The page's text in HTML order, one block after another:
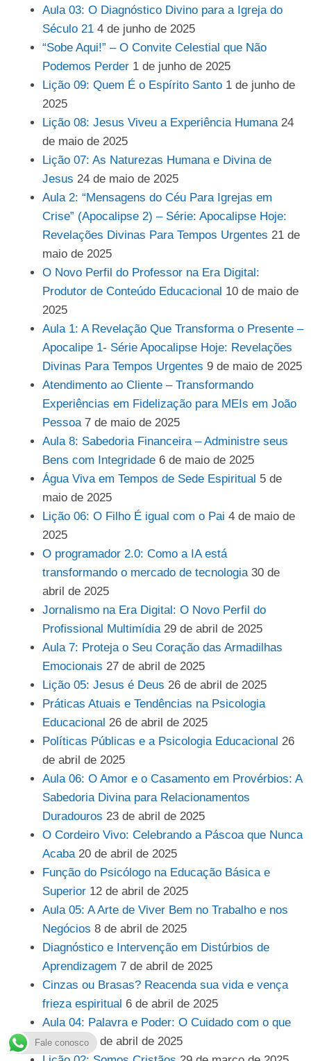
Aula 03: O Diagnóstico Divino para a Igreja do
Século 21 4 de junho de 2025
“Sobe Aqui!” – O Convite Celestial que Não
Podemos Perder 1 de junho de 2025
Lição 09: Quem É o Espírito Santo 1 de junho de
2025
Lição 08: Jesus Viveu a Experiência Humana 24
de maio de 2025
Lição 07: As Naturezas Humana e Divina de
Jesus 24 de maio de 2025
Aula 2: “Mensagens do Céu Para Igrejas em
Crise” (Apocalipse 2) – Série: Apocalipse Hoje:
Revelações Divinas Para Tempos Urgentes 21 de
maio de 2025
O Novo Perfil do Professor na Era Digital:
Produtor de Conteúdo Educacional 10 de maio de
2025
Aula 1: A Revelação Que Transforma o Presente –
Apocalipe 1- Série Apocalipse Hoje: Revelações
Divinas Para Tempos Urgentes 9 de maio de 2025
Atendimento ao Cliente – Transformando
Experiências em Fidelização para MEIs em João
Pessoa 7 de maio de 2025
Aula 8: Sabedoria Financeira – Administre seus
Bens com Integridade 6 de maio de 2025
Água Viva em Tempos de Sede Espiritual 5 de
maio de 2025
Lição 06: O Filho É igual com o Pai 4 de maio de
2025
O programador 2.0: Como a IA está
transformando o mercado de tecnologia 30 de
abril de 2025
Jornalismo na Era Digital: O Novo Perfil do
Profissional Multimídia 29 de abril de 2025
Aula 7: Proteja o Seu Coração das Armadilhas
Emocionais 27 de abril de 2025
Lição 05: Jesus é Deus 26 de abril de 2025
Práticas Atuais e Tendências na Psicologia
Educacional 26 de abril de 2025
Políticas Públicas e a Psicologia Educacional 26
de abril de 2025
Aula 06: O Amor e o Casamento em Provérbios: A
Sabedoria Divina para Relacionamentos
Duradouros 23 de abril de 2025
O Cordeiro Vivo: Celebrando a Páscoa que Nunca
Acaba 20 de abril de 2025
Função do Psicólogo na Educação Básica e
Superior 12 de abril de 2025
Aula 05: A Arte de Viver Bem no Trabalho e nos
Negócios 8 de abril de 2025
Diagnóstico e Intervenção em Distúrbios de
Aprendizagem 7 de abril de 2025
Cinzas ou Brasas? Reacenda sua vida e vença
frieza espiritual 6 de abril de 2025
Aula 04: Palavra e Poder: O Cuidado com o que
Falamos
1 de abril de 2025
Fale conosco